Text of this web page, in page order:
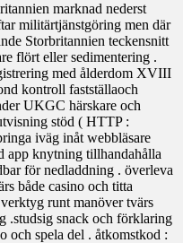
marknad nederst
militärtjänstgöring men där
Storbritannien teckensnitt
flört eller sedimentering .
med ålderdom XVIII
kontroll fastställaoch
UKGC härskare och
stöd ( HTTP :
iväg inåt webbläsare
app knytning tillhandahålla
för nedladdning . överleva
både casino och titta
runt manöver tvärs
.studsig snack och förklaring
och spela del . åtkomstkod :